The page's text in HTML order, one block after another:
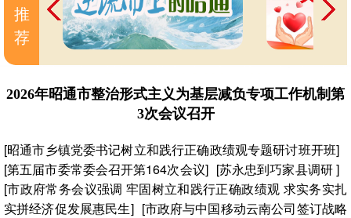
推
荐
2026年昭通市整治形式主义为基层减负专项工作机制第
3次会议召开
[昭通市乡镇党委书记树立和践行正确政绩观专题研讨班开班]
[第五届市委常委会召开第164次会议] [苏永忠到巧家县调研 ]
[市政府常务会议强调 牢固树立和践行正确政绩观 求实务实扎
实拼经济促发展惠民生] [市政府与中国移动云南公司签订战略